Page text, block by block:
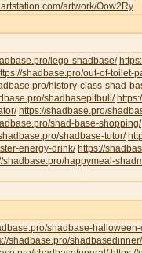
artwork/Oow2Ry
lego-shadbase/
shadbase.pro/out-of-toilet-
history-class-shad-
shadbasepitbull/
https://shadbase.pro/
shad-base-shopping/
shadbase-tutor/
energy-drink/ https://
shadbase.pro/happymeal-
shadbase-
shadbase.pro/shadbasedinner/